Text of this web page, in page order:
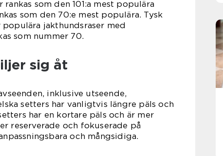
som den 101:a mest populära
som den 70:e mest populära. Tysk
jakthundsraser med
som nummer 70.
sig åt
inklusive utseende,
setters har vanligtvis längre päls och
har en kortare päls och är mer
reserverade och fokuserade på
och mångsidiga.